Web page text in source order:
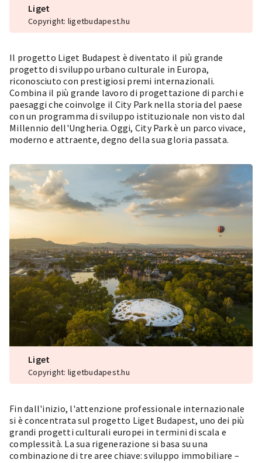
Liget
Copyright: ligetbudapest.hu
Il progetto Liget Budapest è diventato il più grande
progetto di sviluppo urbano culturale in Europa,
riconosciuto con prestigiosi premi internazionali.
Combina il più grande lavoro di progettazione di parchi e
paesaggi che coinvolge il City Park nella storia del paese
con un programma di sviluppo istituzionale non visto dal
Millennio dell'Ungheria. Oggi, City Park è un parco vivace,
moderno e attraente, degno della sua gloria passata.
Liget
Copyright: ligetbudapest.hu
Fin dall'inizio, l'attenzione professionale internazionale
si è concentrata sul progetto Liget Budapest, uno dei più
grandi progetti culturali europei in termini di scala e
complessità. La sua rigenerazione si basa su una
combinazione di tre aree chiave: sviluppo immobiliare –